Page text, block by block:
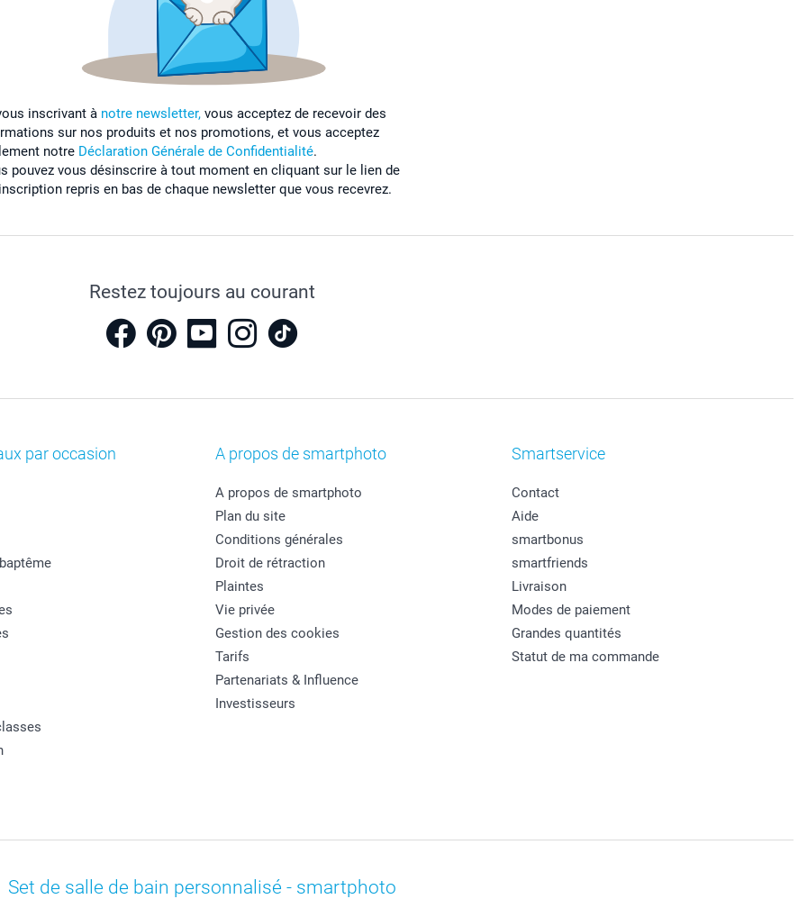
inscrivant à notre newsletter, vous acceptez de recevoir des
sur nos produits et nos promotions, et vous acceptez
notre Déclaration Générale de Confidentialité.
pouvez vous désinscrire à tout moment en cliquant sur le lien de
repris en bas de chaque newsletter que vous recevrez.
Restez toujours au courant
par occasion A propos de smartphoto
A propos de smartphoto
Plan du site
Conditions générales
Droit de rétraction
Plaintes
Vie privée
Gestion des cookies
Tarifs
Partenariats & Influence
Investisseurs
Smartservice
Contact
Aide
smartbonus
smartfriends
Livraison
Modes de paiement
Grandes quantités
Statut de ma commande
Set de salle de bain personnalisé - smartphoto